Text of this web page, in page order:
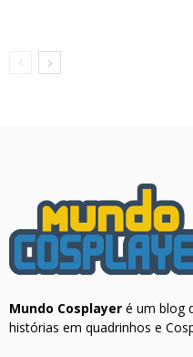
Mundo Cosplayer é um blog
histórias em quadrinhos e